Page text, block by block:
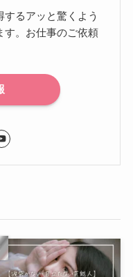
るアッと驚くよう
す。お仕事のご依頼